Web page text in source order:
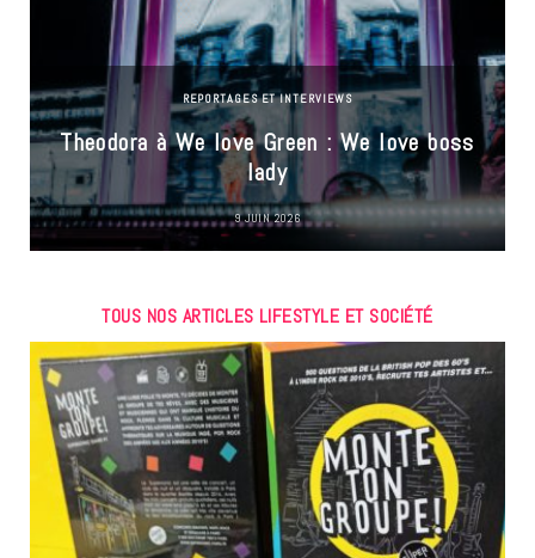
REPORTAGES ET INTERVIEWS
Theodora à We love Green : We love boss
lady
9 JUIN 2026
TOUS NOS ARTICLES LIFESTYLE ET SOCIÉTÉ